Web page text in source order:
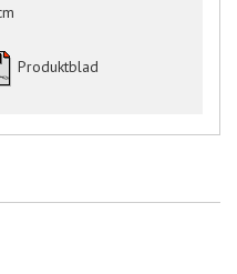
Produktblad